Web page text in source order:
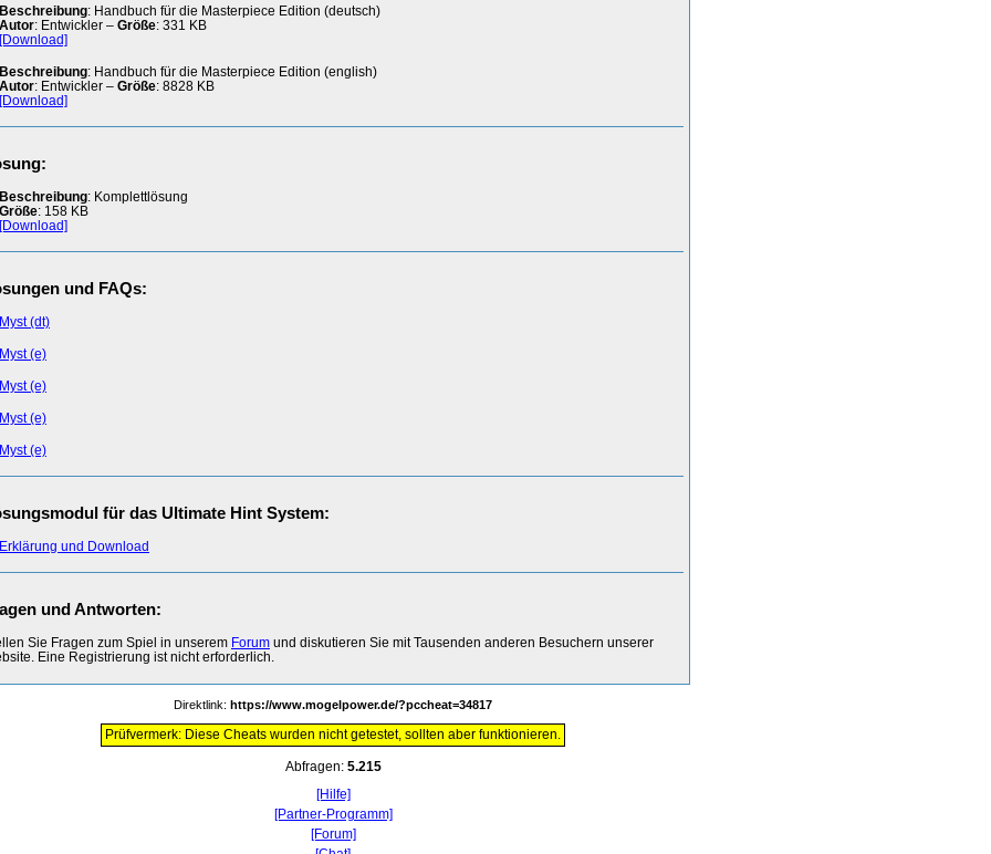
Beschreibung: Handbuch für die Masterpiece Edition (deutsch)
Autor: Entwickler – Größe: 331 KB
[Download]
Beschreibung: Handbuch für die Masterpiece Edition (english)
Autor: Entwickler – Größe: 8828 KB
[Download]
Beschreibung: Komplettlösung
Größe: 158 KB
[Download]
und FAQs:
Myst (dt)
Myst (e)
Myst (e)
Myst (e)
Myst (e)
für das Ultimate Hint System:
Erklärung und Download
und Antworten:
Sie Fragen zum Spiel in unserem Forum und diskutieren Sie mit Tausenden anderen Besuchern unserer
Eine Registrierung ist nicht erforderlich.
Direktlink: https://www.mogelpower.de/?pccheat=34817
Prüfvermerk: Diese Cheats wurden nicht getestet, sollten aber funktionieren.
Abfragen: 5.215
[Hilfe]
[Partner-Programm]
[Forum]